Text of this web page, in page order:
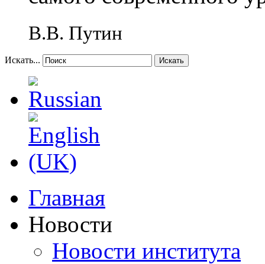
В.В. Путин
Искать... Искать
Главная
Новости
Новости института